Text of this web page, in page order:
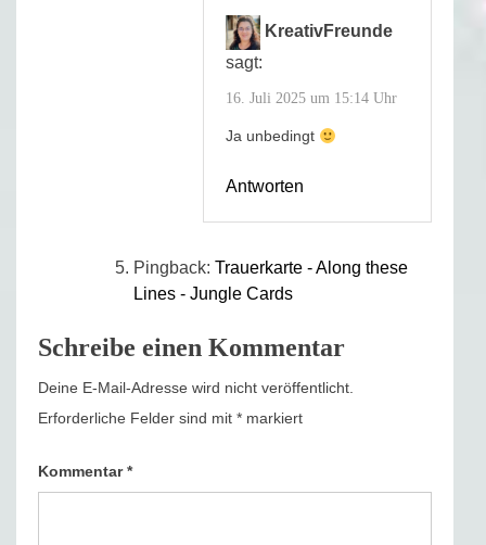
KreativFreunde
sagt:
16. Juli 2025 um 15:14 Uhr
Ja unbedingt
Antworten
Pingback: Trauerkarte - Along these
Lines - Jungle Cards
Schreibe einen Kommentar
Deine E-Mail-Adresse wird nicht veröffentlicht.
Erforderliche Felder sind mit * markiert
Kommentar*